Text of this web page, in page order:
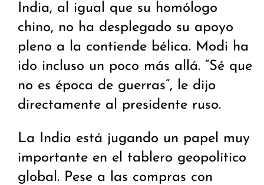
India, al igual que su homólogo
chino, no ha desplegado su apoyo
pleno a la contiende bélica. Modi ha
ido incluso un poco más allá. “Sé que
no es época de guerras”, le dijo
directamente al presidente ruso.
La India está jugando un papel muy
importante en el tablero geopolítico
global. Pese a las compras con